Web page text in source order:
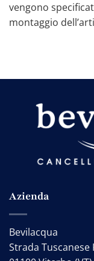
vengono
montaggio
Azienda
Bevilacqua
Strada Tuscanese